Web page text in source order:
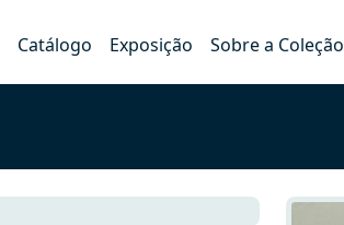
Catálogo Exposição Sobre a Coleção